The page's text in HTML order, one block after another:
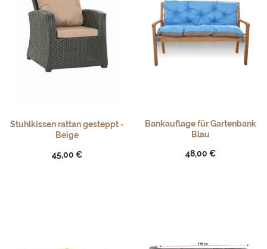
Stuhlkissen rattan gesteppt -
Beige
45,00 €
Bankauflage für Gartenbank
Blau
48,00 €